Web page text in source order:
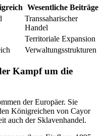
Wesentliche Beiträge
Transsaharischer
Handel
Territoriale Expansion
Verwaltungsstrukturen
Kampf um die
der Europäer. Sie
Königreichen von Cayor
auch der Sklavenhandel.